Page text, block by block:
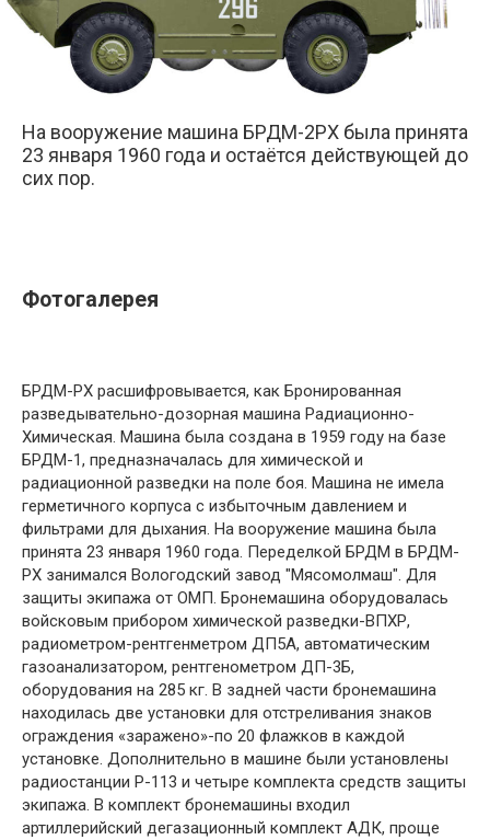
На вооружение машина БРДМ-2РХ была принята
23 января 1960 года и остаётся действующей до
сих пор.
Фотогалерея
БРДМ-РХ расшифровывается, как Бронированная
разведывательно-дозорная машина Радиационно-
Химическая. Машина была создана в 1959 году на базе
БРДМ-1, предназначалась для химической и
радиационной разведки на поле боя. Машина не имела
герметичного корпуса с избыточным давлением и
фильтрами для дыхания. На вооружение машина была
принята 23 января 1960 года. Переделкой БРДМ в БРДМ-
РХ занимался Вологодский завод "Мясомолмаш". Для
защиты экипажа от ОМП. Бронемашина оборудовалась
войсковым прибором химической разведки-ВПХР,
радиометром-рентгенметром ДП5А, автоматическим
газоанализатором, рентгенометром ДП-3Б,
оборудования на 285 кг. В задней части бронемашина
находилась две установки для отстреливания знаков
ограждения «заражено»-по 20 флажков в каждой
установке. Дополнительно в машине были установлены
радиостанции Р-113 и четыре комплекта средств защиты
экипажа. В комплект бронемашины входил
артиллерийский дегазационный комплект АДК, проще